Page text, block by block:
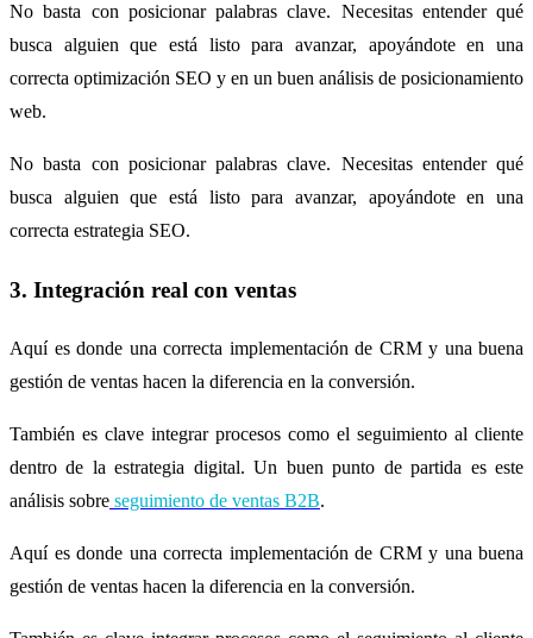
No basta con posicionar palabras clave. Necesitas entender qué
busca alguien que está listo para avanzar, apoyándote en una
correcta optimización SEO y en un buen análisis de posicionamiento
web.
No basta con posicionar palabras clave. Necesitas entender qué
busca alguien que está listo para avanzar, apoyándote en una
correcta estrategia SEO.
3. Integración real con ventas
Aquí es donde una correcta implementación de CRM y una buena
gestión de ventas hacen la diferencia en la conversión.
También es clave integrar procesos como el seguimiento al cliente
dentro de la estrategia digital. Un buen punto de partida es este
análisis sobre seguimiento de ventas B2B.
Aquí es donde una correcta implementación de CRM y una buena
gestión de ventas hacen la diferencia en la conversión.